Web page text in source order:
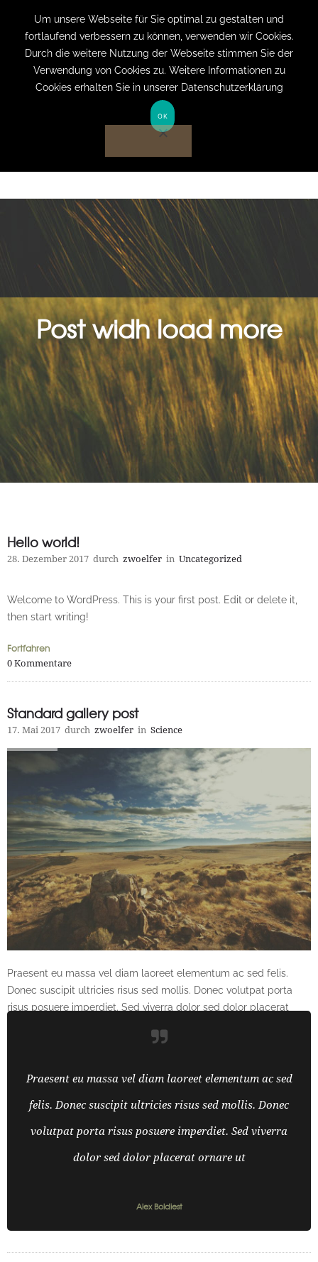
+49 (0) 151 19079060 info@privatpraxis-
bertram.de
Anmelden auf Website
Post widh load more
Hello world!
28. Dezember 2017 durch zwoelfer in Uncategorized
Welcome to WordPress. This is your first post. Edit or delete it,
then start writing!
Fortfahren
0 Kommentare
Standard gallery post
17. Mai 2017 durch zwoelfer in Science
Praesent eu massa vel diam laoreet elementum ac sed felis.
Donec suscipit ultricies risus sed mollis. Donec volutpat porta
risus posuere imperdiet. Sed viverra dolor sed dolor placerat
Praesent eu massa vel diam laoreet elementum ac sed
felis. Donec suscipit ultricies risus sed mollis. Donec
volutpat porta risus posuere imperdiet. Sed viverra
dolor sed dolor placerat ornare ut
Alex Boldiest
Um unsere Webseite für Sie optimal zu gestalten und
fortlaufend verbessern zu können, verwenden wir Cookies.
Durch die weitere Nutzung der Webseite stimmen Sie der
Verwendung von Cookies zu. Weitere Informationen zu
Cookies erhalten Sie in unserer Datenschutzerklärung
OK